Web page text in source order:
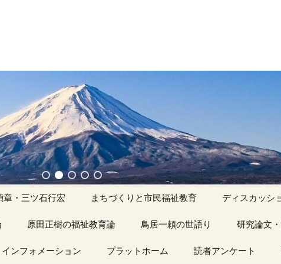
章・三ツ石行宏 まちづくりと市民福祉教育
アーカイブ（１）
ディスカッシ
アーカイブ（
原田正樹の福祉教育論
アーカイブ（１）
鳥居一頼の世語り
アーカイブ（１）
研究論文
アーカイ
インフォメーション プラットホーム 読者アンケート